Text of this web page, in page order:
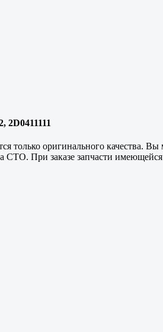
2D0411111
только оригинального качества. Вы
СТО. При заказе запчасти